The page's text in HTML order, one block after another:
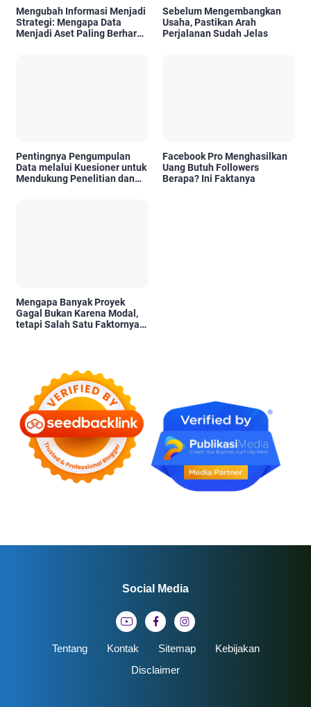
Mengubah Informasi Menjadi
Strategi: Mengapa Data
Menjadi Aset Paling Berharga
Sebelum Mengembangkan
Usaha, Pastikan Arah
Perjalanan Sudah Jelas
Pentingnya Pengumpulan
Data melalui Kuesioner untuk
Mendukung Penelitian dan
Facebook Pro Menghasilkan
Uang Butuh Followers
Berapa? Ini Faktanya
Mengapa Banyak Proyek
Gagal Bukan Karena Modal,
tetapi Salah Satu Faktornya
Tentang Kontak Sitemap
Kebijakan
Disclaimer
Social Media